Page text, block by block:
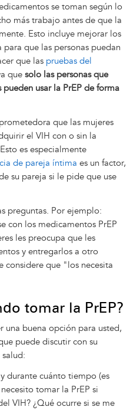
se toman según lo
más trabajo antes de que la
Esto incluye mejorar los
que las personas puedan
que las pruebas del
que solo las personas que
usar la PrEP de forma
que las mujeres
el VIH con o sin la
es especialmente
de pareja íntima es un factor,
su pareja si le pide que use
preguntas. Por ejemplo:
con los medicamentos PrEP
les preocupa que les
y entregarlos a otro
considere que "los necesita
tomar la PrEP?
una buena opción para usted,
puede discutir con su
durante cuánto tiempo (es
tomar la PrEP si
VIH? ¿Qué ocurre si se me